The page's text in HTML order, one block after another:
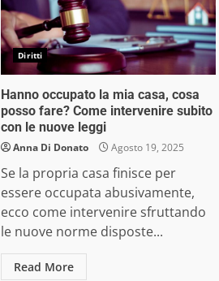
Diritti
Hanno occupato la mia casa, cosa
posso fare? Come intervenire subito
con le nuove leggi
Anna Di Donato Agosto 19, 2025
Se la propria casa finisce per
essere occupata abusivamente,
ecco come intervenire sfruttando
le nuove norme disposte...
Read More